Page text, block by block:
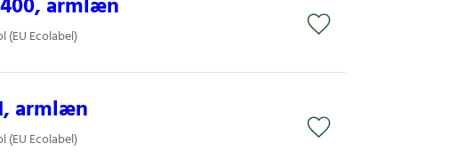
armlæn
(EU Ecolabel)
armlæn
(EU Ecolabel)